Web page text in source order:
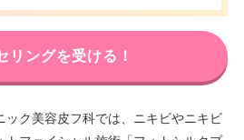
リングを受ける！
ック美容皮フ科では、ニキビやニキビ